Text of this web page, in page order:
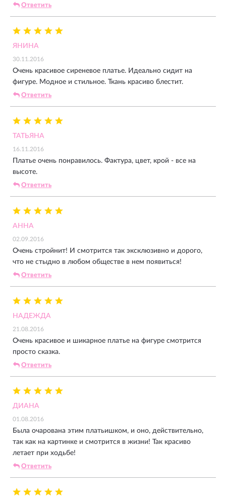
Ответить
ЯНИНА
30.11.2016
Очень красивое сиреневое платье. Идеально сидит на
фигуре. Модное и стильное. Ткань красиво блестит.
Ответить
ТАТЬЯНА
16.11.2016
Платье очень понравилось. Фактура, цвет, крой - все на
высоте.
Ответить
АННА
02.09.2016
Очень стройнит! И смотрится так эксклюзивно и дорого,
что не стыдно в любом обществе в нем появиться!
Ответить
НАДЕЖДА
21.08.2016
Очень красивое и шикарное платье на фигуре смотрится
просто сказка.
Ответить
ДИАНА
01.08.2016
Была очарована этим платьишком, и оно, действительно,
так как на картинке и смотрится в жизни! Так красиво
летает при ходьбе!
Ответить